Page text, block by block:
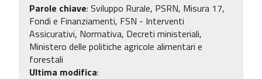
Parole chiave: Sviluppo Rurale, PSRN, Misura 17,
Fondi e Finanziamenti, FSN - Interventi
Assicurativi, Normativa, Decreti ministeriali,
Ministero delle politiche agricole alimentari e
forestali
Ultima modifica: